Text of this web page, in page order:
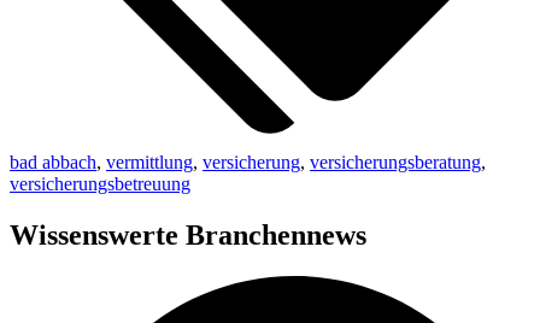
bad abbach, vermittlung, versicherung, versicherungsberatung,
versicherungsbetreuung
Wissenswerte Branchennews